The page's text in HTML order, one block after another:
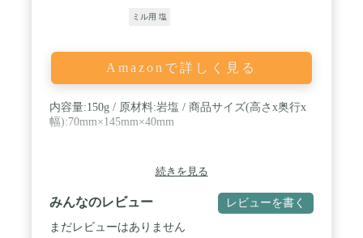
はなかった 塩なんて、しょっぱければ皆同じと思っ
辛いだけですが、この岩塩は「旨い」。 特にステー
キにかけると、コクが出ておいしい。 ごはん×岩塩
いつもの食卓が笑顔に 家族に内緒に隠し味として料
理に岩塩を使いました。 家族全員が「今日のごはん
美味しい！」と言って たくさん食べてくれ、喜んで
くれました。 これからもいろいろな料理に岩塩を使
は岩塩を付けて食べています。 いつもの塩をヒマラ
りました。ミルで削ってご賞味ください。
ミル用 塩
Amazonで詳しく見る
内容量:150g / 原材料:岩塩 / 商品サイズ(高さx奥行x
幅):70mm×145mm×40mm
続きを見る
みんなのレビュー レビューを書く
まだレビューはありません